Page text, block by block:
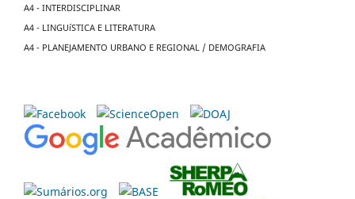
A4 - INTERDISCIPLINAR
A4 - LINGUíSTICA E LITERATURA
A4 - PLANEJAMENTO URBANO E REGIONAL / DEMOGRAFIA